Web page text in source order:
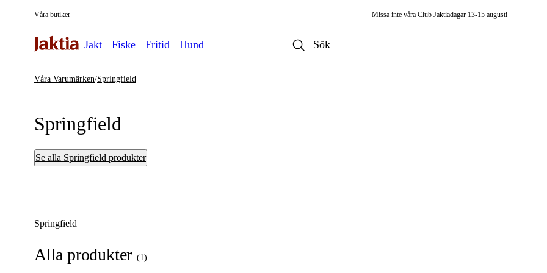
Våra butiker Missa inte våra Club Jaktiadagar 13-15 augusti
Jakt Fiske Fritid Hund
Våra Varumärken/Springfield
Springfield
Se alla Springfield produkter
Springfield
Alla produkter (1)